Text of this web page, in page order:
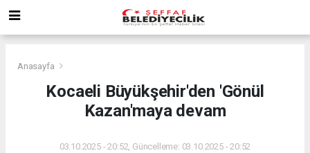
Anasayfa
Kocaeli Büyükşehir'den 'Gönül
Kazan'maya devam
03.10.2025 - 20:52, Güncelleme: 03.10.2025 - 20:52